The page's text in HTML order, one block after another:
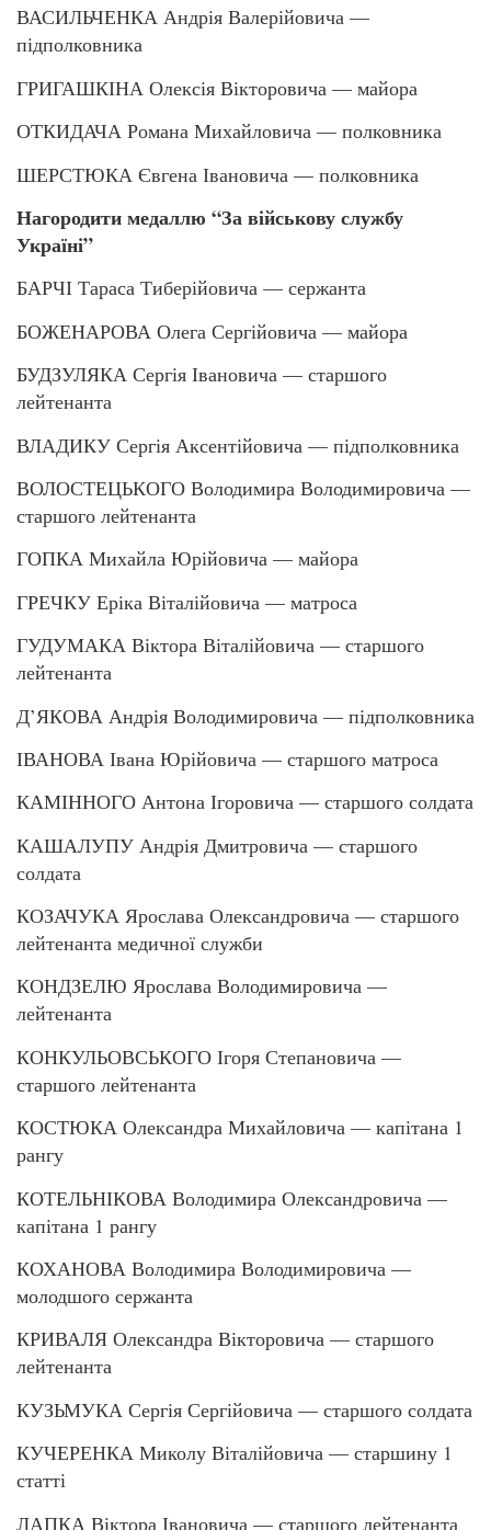
ВАСИЛЬЧЕНКА Андрія Валерійовича —
підполковника
ГРИГАШКІНА Олексія Вікторовича — майора
ОТКИДАЧА Романа Михайловича — полковника
ШЕРСТЮКА Євгена Івановича — полковника
Нагородити медаллю “За військову службу
Україні”
БАРЧІ Тараса Тиберійовича — сержанта
БОЖЕНАРОВА Олега Сергійовича — майора
БУДЗУЛЯКА Сергія Івановича — старшого
лейтенанта
ВЛАДИКУ Сергія Аксентійовича — підполковника
ВОЛОСТЕЦЬКОГО Володимира Володимировича —
старшого лейтенанта
ГОПКА Михайла Юрійовича — майора
ГРЕЧКУ Еріка Віталійовича — матроса
ГУДУМАКА Віктора Віталійовича — старшого
лейтенанта
Д’ЯКОВА Андрія Володимировича — підполковника
ІВАНОВА Івана Юрійовича — старшого матроса
КАМІННОГО Антона Ігоровича — старшого солдата
КАШАЛУПУ Андрія Дмитровича — старшого
солдата
КОЗАЧУКА Ярослава Олександровича — старшого
лейтенанта медичної служби
КОНДЗЕЛЮ Ярослава Володимировича —
лейтенанта
КОНКУЛЬОВСЬКОГО Ігоря Степановича —
старшого лейтенанта
КОСТЮКА Олександра Михайловича — капітана 1
рангу
КОТЕЛЬНІКОВА Володимира Олександровича —
капітана 1 рангу
КОХАНОВА Володимира Володимировича —
молодшого сержанта
КРИВАЛЯ Олександра Вікторовича — старшого
лейтенанта
КУЗЬМУКА Сергія Сергійовича — старшого солдата
КУЧЕРЕНКА Миколу Віталійовича — старшину 1
статті
ЛАПКА Віктора Івановича — старшого лейтенанта